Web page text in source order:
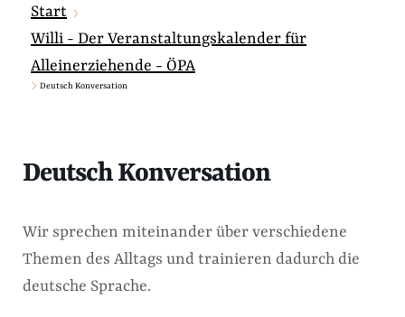
Start
Willi - Der Veranstaltungskalender für
Alleinerziehende - ÖPA
Deutsch Konversation
Deutsch Konversation
Wir sprechen miteinander über verschiedene
Themen des Alltags und trainieren dadurch die
deutsche Sprache.